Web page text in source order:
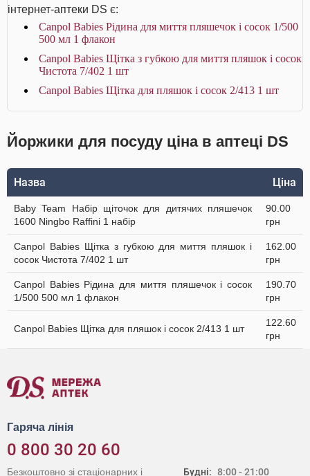
інтернет-аптеки DS є:
Canpol Babies Рідина для миття пляшечок і сосок 1/500
500 мл 1 флакон
Canpol Babies Щітка з губкою для миття пляшок і сосок
Чистота 7/402 1 шт
Canpol Babies Щітка для пляшок і сосок 2/413 1 шт
Йоржики для посуду ціна в аптеці DS
Назва Ціна
Baby Team Набір щіточок для дитячих пляшечок
1600 Ningbo Raffini 1 набір
90.00
грн
Canpol Babies Щітка з губкою для миття пляшок і
сосок Чистота 7/402 1 шт
162.00
грн
Canpol Babies Рідина для миття пляшечок і сосок
1/500 500 мл 1 флакон
190.70
грн
Canpol Babies Щітка для пляшок і сосок 2/413 1 шт
122.60
грн
Гаряча лінія
0 800 30 20 60
Будні: 8:00 - 21:00
Безкоштовно зі стаціонарних і